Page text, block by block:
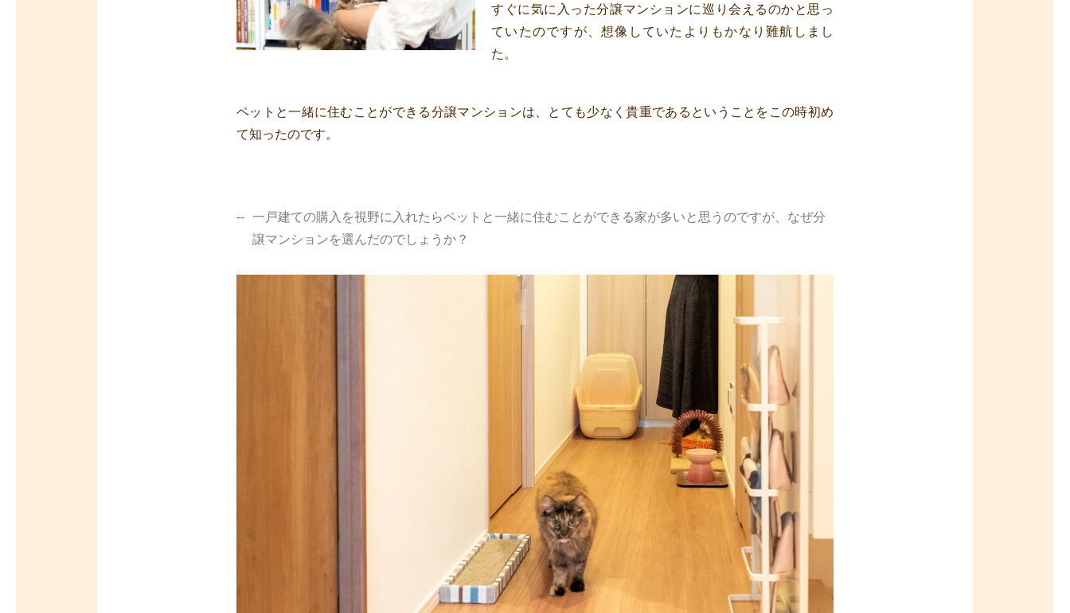
すぐに気に入った分譲マンションに巡り会えるのかと思っ
ていたのですが、想像していたよりもかなり難航しまし
た。
ペットと一緒に住むことができる分譲マンションは、とても少なく貴重であるということをこの時初め
て知ったのです。
一戸建ての購入を視野に入れたらペットと一緒に住むことができる家が多いと思うのですが、なぜ分
譲マンションを選んだのでしょうか？